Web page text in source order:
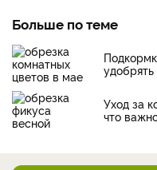
Больше по теме
Уход за
что